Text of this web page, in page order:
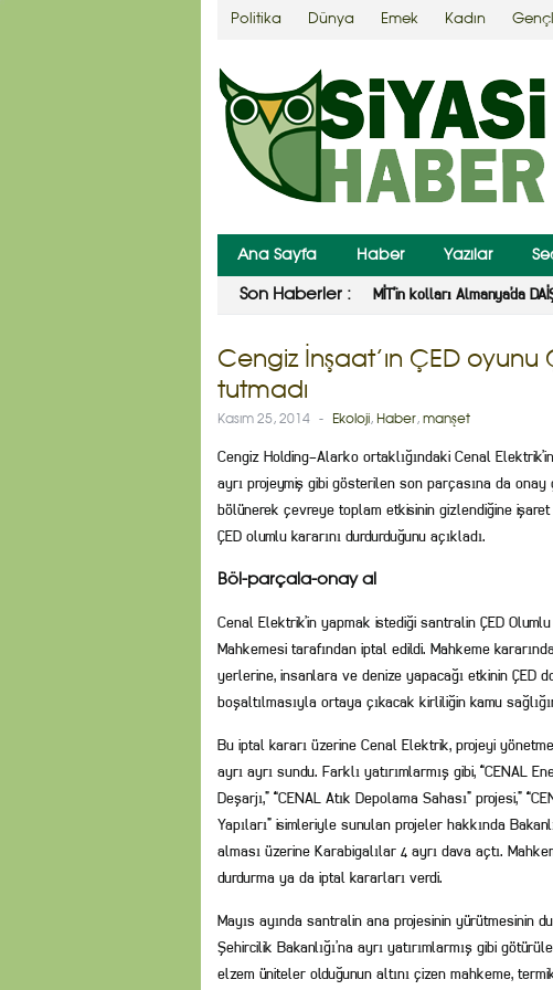
Politika Dünya Emek Kadın
Ana Sayfa Haber Yazılar
Son Haberler : MİT’in kolları Almanya’da
Cengiz İnşaat’ın ÇED
tutmadı
Kasım 25, 2014 - Ekoloji, Haber, manşet
Cengiz Holding-Alarko ortaklığındaki Cenal
ayrı projeymiş gibi gösterilen son parçasına da onay
bölünerek çevreye toplam etkisinin gizlendiğine
ÇED olumlu kararını durdurduğunu açıkladı.
Böl-parçala-onay al
Cenal Elektrik’in yapmak istediği santralin ÇED
Mahkemesi tarafından iptal edildi. Mahkeme
yerlerine, insanlara ve denize yapacağı etkinin ÇED
boşaltılmasıyla ortaya çıkacak kirliliğin kamu
Bu iptal kararı üzerine Cenal Elektrik, projeyi
ayrı ayrı sundu. Farklı yatırımlarmış gibi, “CENAL
Deşarjı,” “CENAL Atık Depolama Sahası” projesi,”
Yapıları” isimleriyle sunulan projeler hakkında
alması üzerine Karabigalılar 4 ayrı dava açtı.
durdurma ya da iptal kararları verdi.
Mayıs ayında santralin ana projesinin yürütmesinin
Şehircilik Bakanlığı’na ayrı yatırımlarmış gibi
elzem üniteler olduğunun altını çizen mahkeme,